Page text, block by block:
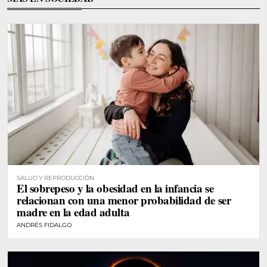
SALUD Y REPRODUCCIÓN
El sobrepeso y la obesidad en la infancia se
relacionan con una menor probabilidad de ser
madre en la edad adulta
ANDRÉS FIDALGO